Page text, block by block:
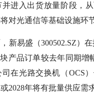
进入出货放量阶段，
对光通信等基础设施环
新易盛（300502.SZ）
产品订单较去年同期增
在光路交换机（OCS
2028年将有批量供应需